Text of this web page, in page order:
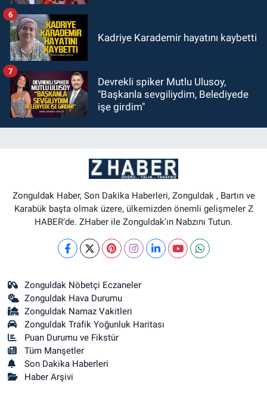
Kadriye Karademir hayatını kaybetti
6
Devrekli spiker Mutlu Ulusoy,
"Başkanla sevgiliydim, Belediyede
işe girdim"
7
Zonguldak Haber, Son Dakika Haberleri, Zonguldak , Bartın ve
Karabük başta olmak üzere, ülkemizden önemli gelişmeler Z
HABER’de. ZHaber ile Zonguldak’ın Nabzını Tutun.
Zonguldak Nöbetçi Eczaneler
Zonguldak Hava Durumu
Zonguldak Namaz Vakitleri
Zonguldak Trafik Yoğunluk Haritası
Puan Durumu ve Fikstür
Tüm Manşetler
Son Dakika Haberleri
Haber Arşivi